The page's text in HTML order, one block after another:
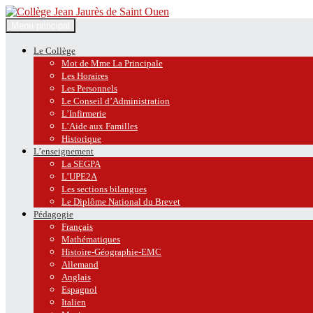
Collège Jean Jaurès de Saint
Recherche
au
contenu
Le Collège
Mot de Mme La Principale
Les Horaires
Les Personnels
Le Conseil d’Administration
L’Infirmerie
L’Aide aux Familles
Historique
L’enseignement
La SEGPA
L’UPE2A
Les sections bilangues
Le Diplôme National du Brevet
Pédagogie
Français
Mathématiques
Histoire-Géographie-EMC
Allemand
Anglais
Espagnol
Italien